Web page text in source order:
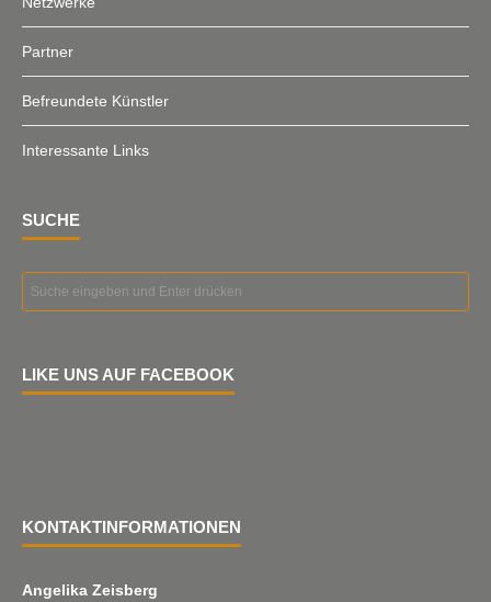
Partner
Befreundete Künstler
Interessante Links
SUCHE
LIKE UNS AUF FACEBOOK
KONTAKTINFORMATIONEN
Angelika Zeisberg